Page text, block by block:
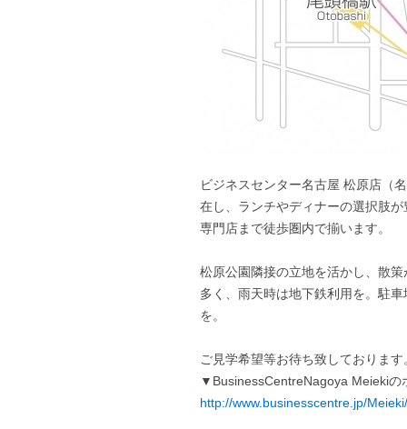
ビジネスセンター名古屋 松原店（
在し、ランチやディナーの選択肢
専門店まで徒歩圏内で揃います。
松原公園隣接の立地を活かし、散
多く、雨天時は地下鉄利用を。駐
を。
ご見学希望等お待ち致しております
▼BusinessCentreNagoya Meieki
http://www.businesscentre.jp/Meieki/